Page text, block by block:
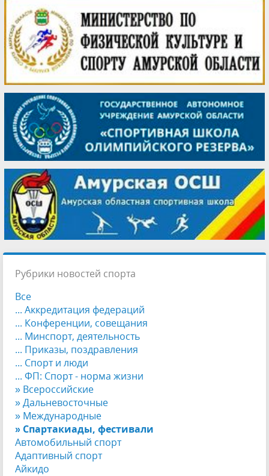
Рубрики новостей спорта
Все
... Аккредитация федераций
... Конференции, совещания
... Минспорт, деятельность
... Приказы, поздравления
... Спорт и люди
... ФП: Спорт - норма жизни
» Всероссийские
» Дальневосточные
» Международные
» Спартакиады, фестивали
Автомобильный спорт
Адаптивный спорт
Айкидо